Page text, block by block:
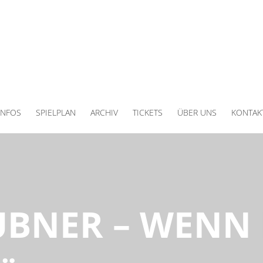
SPIELPLAN ARCHIV TICKETS ÜBER UNS
–